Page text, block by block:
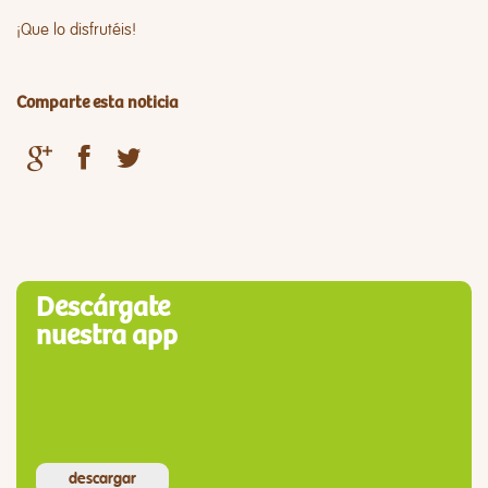
¡Que lo disfrutéis!
Comparte esta noticia
Descárgate
nuestra app
descargar